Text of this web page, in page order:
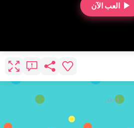
العب الآن
إعلان